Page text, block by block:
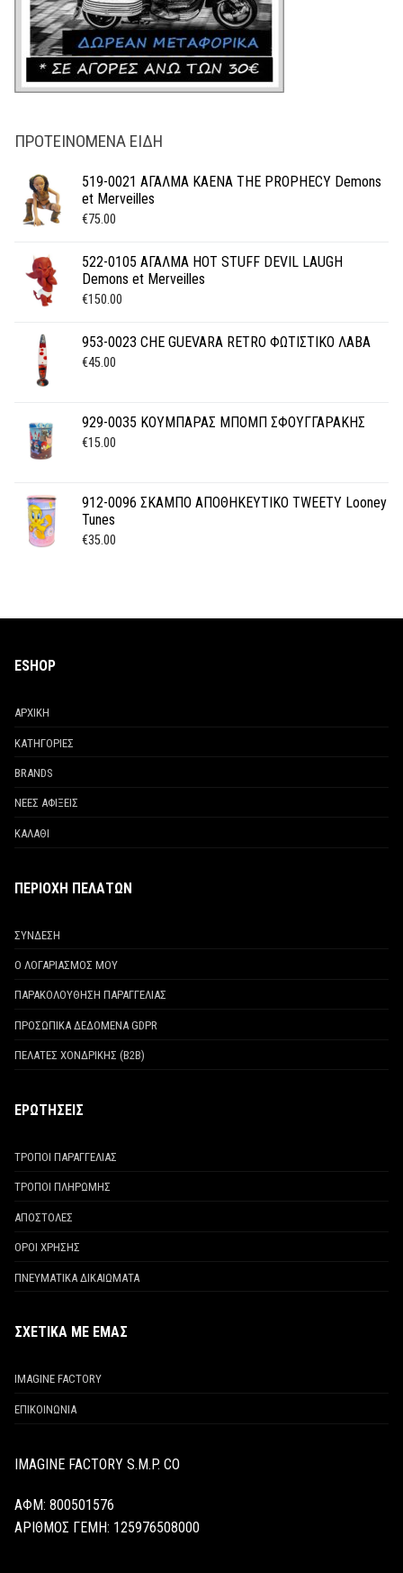
ΠΡΟΤΕΙΝΌΜΕΝΑ ΕΊΔΗ
519-0021 ΑΓΑΛΜΑ KAENA THE PROPHECY Demons
et Merveilles
€75.00
522-0105 ΑΓΑΛΜΑ HOT STUFF DEVIL LAUGH
Demons et Merveilles
€150.00
953-0023 CHE GUEVARA RETRO ΦΩΤΙΣΤΙΚΟ ΛΑΒΑ
€45.00
929-0035 ΚΟΥΜΠΑΡΑΣ ΜΠΟΜΠ ΣΦΟΥΓΓΑΡΑΚΗΣ
€15.00
912-0096 ΣΚΑΜΠΟ ΑΠΟΘΗΚΕΥΤΙΚΟ TWEETY Looney
Tunes
€35.00
ESHOP
ΑΡΧΙΚΗ
ΚΑΤΗΓΟΡΙΕΣ
BRANDS
ΝΕΕΣ ΑΦΙΞΕΙΣ
ΚΑΛΑΘΙ
ΠΕΡΙΟΧΗ ΠΕΛΑΤΩΝ
ΣΥΝΔΕΣΗ
Ο ΛΟΓΑΡΙΑΣΜΟΣ ΜΟΥ
ΠΑΡΑΚΟΛΟΥΘΗΣΗ ΠΑΡΑΓΓΕΛΙΑΣ
ΠΡΟΣΩΠΙΚΑ ΔΕΔΟΜΕΝΑ GDPR
ΠΕΛΑΤΕΣ ΧΟΝΔΡΙΚΗΣ (Β2Β)
ΕΡΩΤΗΣΕΙΣ
ΤΡΟΠΟΙ ΠΑΡΑΓΓΕΛΙΑΣ
ΤΡΟΠΟΙ ΠΛΗΡΩΜΗΣ
ΑΠΟΣΤΟΛΕΣ
ΟΡΟΙ ΧΡΗΣΗΣ
ΠΝΕΥΜΑΤΙΚΑ ΔΙΚΑΙΩΜΑΤΑ
ΣΧΕΤΙΚΑ ΜΕ ΕΜΑΣ
IMAGINE FACTORY
ΕΠΙΚΟΙΝΩΝΙΑ
IMAGINE FACTORY S.M.P. CO
ΑΦΜ: 800501576
ΑΡΙΘΜΟΣ ΓΕΜΗ: 125976508000